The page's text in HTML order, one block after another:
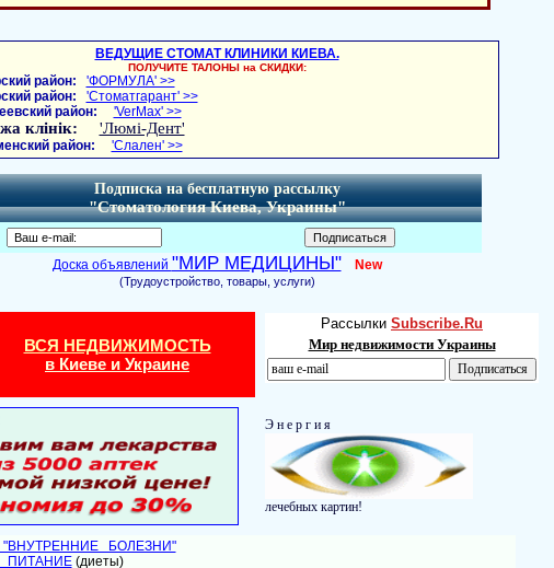
ВЕДУЩИЕ СТОМАТ КЛИНИКИ КИЕВА.
ПОЛУЧИТЕ ТАЛОНЫ на СКИДКИ:
район:
'ФОРМУЛА' >>
район:
'Стоматгарант' >>
район:
'VerMax' >>
клінік: 'Люмі-Дент'
район: 'Слален' >>
Подписка на бесплатную рассылку
"Стоматология Киева, Украины"
Доска объявлений "МИР МЕДИЦИНЫ" New
(Трудоустройство, товары, услуги)
ВСЯ НЕДВИЖИМОСТЬ
в Киеве и Украине
Рассылки Subscribe.Ru
Мир недвижимости Украины
Э н е р г и я
лечебных картин!
"ВНУТРЕННИЕ БОЛЕЗНИ"
ПИТАНИЕ(диеты)